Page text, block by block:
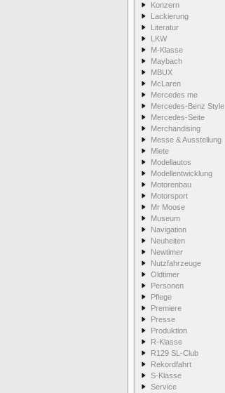
Konzern
Lackierung
Literatur
LKW
M-Klasse
Maybach
MBUX
McLaren
Mercedes me
Mercedes-Benz Style
Mercedes-Seite
Merchandising
Messe & Ausstellung
Miete
Modellautos
Modellentwicklung
Motorenbau
Motorsport
Mr Moose
Museum
Navigation
Neuheiten
Newtimer
Nutzfahrzeuge
Oldtimer
Personen
Pflege
Premiere
Presse
Produktion
R-Klasse
R129 SL-Club
Rekordfahrt
S-Klasse
Service